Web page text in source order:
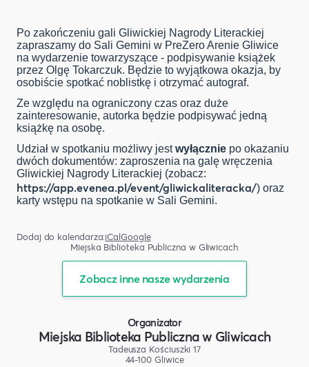
Po zakończeniu gali Gliwickiej Nagrody Literackiej
zapraszamy do Sali Gemini w PreZero Arenie Gliwice
na wydarzenie towarzyszące - podpisywanie książek
przez Olgę Tokarczuk. Będzie to wyjątkowa okazja, by
osobiście spotkać noblistkę i otrzymać autograf.
Ze względu na ograniczony czas oraz duże
zainteresowanie, autorka będzie podpisywać jedną
książkę na osobę.
Udział w spotkaniu możliwy jestwyłącznie po okazaniu
dwóch dokumentów: zaproszenia na galę wręczenia
Gliwickiej Nagrody Literackiej (zobacz:
https://app.evenea.pl/event/gliwickaliteracka/) oraz
karty wstępu na spotkanie w Sali Gemini.
Dodaj do kalendarza:iCalGoogle
Miejska Biblioteka Publiczna w Gliwicach
Zobacz inne nasze wydarzenia
Organizator
Miejska Biblioteka Publiczna w Gliwicach
Tadeusza Kościuszki 17
44-100 Gliwice